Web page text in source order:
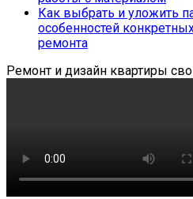
Как выбрать и уложить
особенностей
ремонта
Ремонт и дизайн квартиры